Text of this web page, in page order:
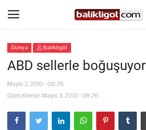
Giriş Yap
Anasayfa
Köşe Yazıları
Dünya Balıklıgöl
ABD sellerle boğuşuyor
Mayıs 3, 2010 - 08:26
Güncelleme: Mayıs 3, 2010 - 08:26